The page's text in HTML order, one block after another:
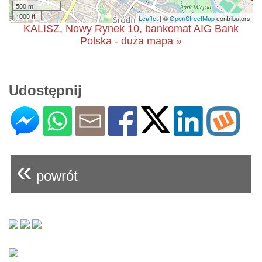
500 m
1000 ft
Leaflet| ©OpenStreetMapcontributors
KALISZ, Nowy Rynek 10, bankomat AIG Bank
Polska - duża mapa »
Udostępnij
« powrót